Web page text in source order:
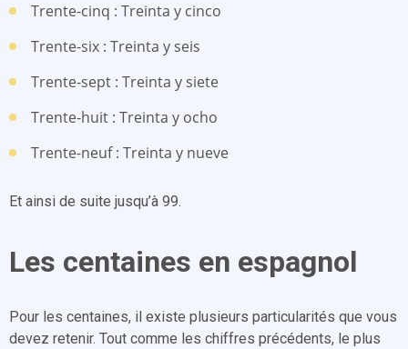
Trente-cinq : Treinta y cinco
Trente-six : Treinta y seis
Trente-sept : Treinta y siete
Trente-huit : Treinta y ocho
Trente-neuf : Treinta y nueve
Et ainsi de suite jusqu’à 99.
Les centaines en espagnol
Pour les centaines, il existe plusieurs particularités que vous
devez retenir. Tout comme les chiffres précédents, le plus